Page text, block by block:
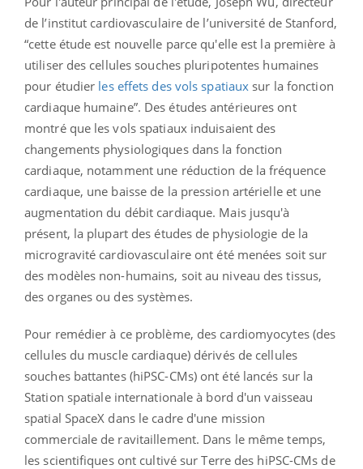
de l’institut cardiovasculaire de l’université de Stanford,
“cette étude est nouvelle parce qu'elle est la première à
utiliser des cellules souches pluripotentes humaines
pour étudier les effets des vols spatiaux sur la fonction
cardiaque humaine”. Des études antérieures ont
montré que les vols spatiaux induisaient des
changements physiologiques dans la fonction
cardiaque, notamment une réduction de la fréquence
cardiaque, une baisse de la pression artérielle et une
augmentation du débit cardiaque. Mais jusqu'à
présent, la plupart des études de physiologie de la
microgravité cardiovasculaire ont été menées soit sur
des modèles non-humains, soit au niveau des tissus,
des organes ou des systèmes.
Pour remédier à ce problème, des cardiomyocytes (des
cellules du muscle cardiaque) dérivés de cellules
souches battantes (hiPSC-CMs) ont été lancés sur la
Station spatiale internationale à bord d'un vaisseau
spatial SpaceX dans le cadre d'une mission
commerciale de ravitaillement. Dans le même temps,
les scientifiques ont cultivé sur Terre des hiPSC-CMs de